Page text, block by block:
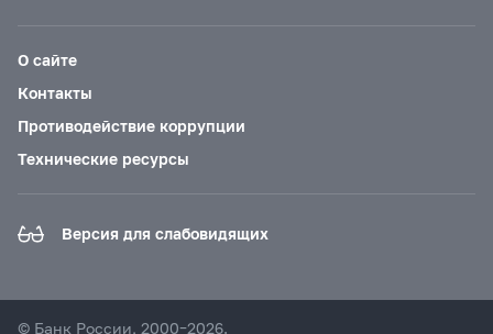
О сайте
Контакты
Противодействие коррупции
Технические ресурсы
Версия для слабовидящих
© Банк России, 2000–2026.